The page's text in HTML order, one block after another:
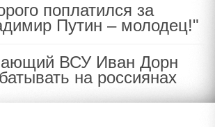
поплатился за
Путин – молодец!"
ВСУ Иван Дорн
на россиянах